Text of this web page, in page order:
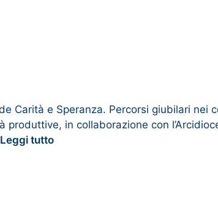
Carità e Speranza. Percorsi giubilari nei
produttive, in collaborazione con
Leggi tutto